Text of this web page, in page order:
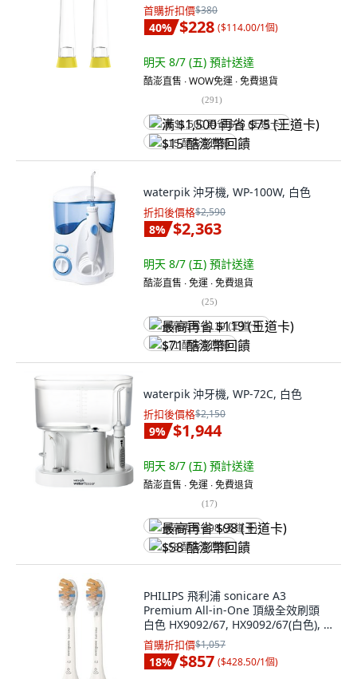
首購折扣價$380
40% $228 ($114.00/1個)
明天 8/7 (五) 預計送達
酷澎直售 ∙ WOW免運 ∙ 免費退貨
(291)
满 $1,500 再省 $75 (王道卡)
$15 酷澎幣回饋
waterpik 沖牙機, WP-100W, 白色
折扣後價格$2,590
8% $2,363
明天 8/7 (五) 預計送達
酷澎直售 ∙ 免運 ∙ 免費退貨
(25)
最高再省 $119 (王道卡)
$71 酷澎幣回饋
waterpik 沖牙機, WP-72C, 白色
折扣後價格$2,150
9% $1,944
明天 8/7 (五) 預計送達
酷澎直售 ∙ 免運 ∙ 免費退貨
(17)
最高再省 $98 (王道卡)
$58 酷澎幣回饋
PHILIPS 飛利浦 sonicare A3
Premium All-in-One 頂級全效刷頭
白色 HX9092/67, HX9092/67(白色), 2
個
首購折扣價$1,057
18% $857 ($428.50/1個)